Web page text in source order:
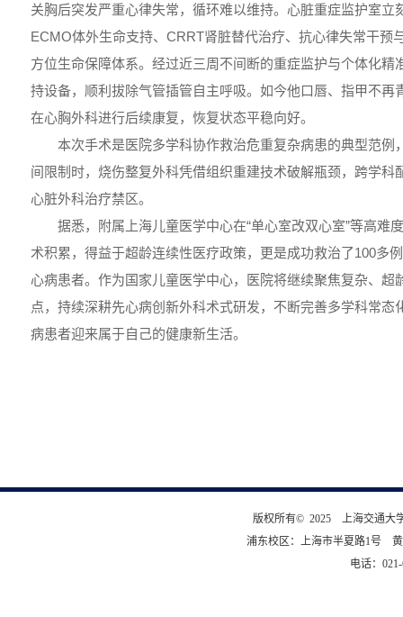
版权所有© 2025 上海交通大
浦东校区：上海市半夏路1号
电话：
关胸后突发严重心律失常，循环难以维持。心脏重症监护室立
ECMO体外生命支持、CRRT肾脏替代治疗、抗心律失常干预
方位生命保障体系。经过近三周不间断的重症监护与个体化精
持设备，顺利拔除气管插管自主呼吸。如今他口唇、指甲不再
在心胸外科进行后续康复，恢复状态平稳向好。
本次手术是医院多学科协作救治危重复杂病患的典型范例
间限制时，烧伤整复外科凭借组织重建技术破解瓶颈，跨学科
心脏外科治疗禁区。
据悉，附属上海儿童医学中心在“单心室改双心室”等高难
术积累，得益于超龄连续性医疗政策，更是成功救治了100多
心病患者。作为国家儿童医学中心，医院将继续聚焦复杂、超
点，持续深耕先心病创新外科术式研发，不断完善多学科常态
病患者迎来属于自己的健康新生活。